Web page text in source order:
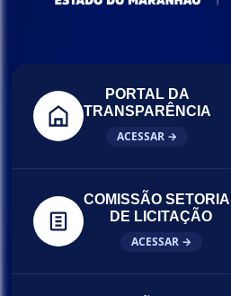
PORTAL DA
TRANSPARÊNCIA
ACESSAR →
COMISSÃO
DE LICITAÇÃO
ACESSAR →